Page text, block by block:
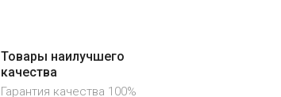
Товары наилучшего
качества
Гарантия качества 100%